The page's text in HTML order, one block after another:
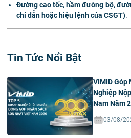
Đường cao tốc, hầm đường bộ,
chỉ dẫn hoặc hiệu lệnh của CSGT).
Tin Tức Nổi Bật
VIMID Góp
Nghiệp
Nam Năm
03/08/